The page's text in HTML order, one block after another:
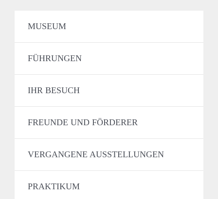
MUSEUM
FÜHRUNGEN
IHR BESUCH
FREUNDE UND FÖRDERER
VERGANGENE AUSSTELLUNGEN
PRAKTIKUM